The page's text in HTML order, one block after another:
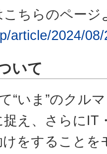
ちらのペー
article/2024/
いて
“いま”のクル
え、さらにIT
をすること